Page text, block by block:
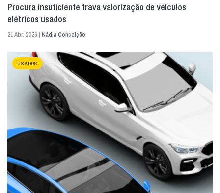
Procura insuficiente trava valorização de veículos
elétricos usados
21 Abr. 2026 | Nádia Conceição
USADOS